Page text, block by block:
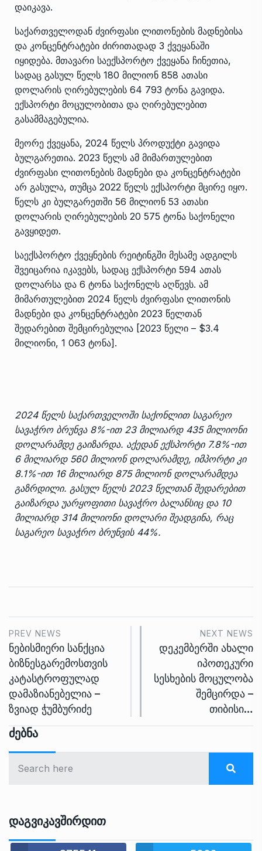
დაიკავა.
საქართველოდან ძვირფასი ლითონების მადნებისა
და კონცენტრატები ძირითადად 3 ქვეყანაში
იყიდება. მთავარი საექსპორტო ქვეყანა ჩინეთია,
სადაც გასულ წელს 180 მილიონ 858 ათასი
დოლარის ღირებულების 64 793 ტონა გავიდა.
ექსპორტი მოცულობითა და ღირებულებით
გასამმაგებულია.
მეორე ქვეყანა, 2024 წელს პროდუქტი გავიდა
ბულგარეთია. 2023 წელს ამ მიმართულებით
ძვირფასი ლითონების მადნები და კონცენტრატები
არ გასულა, თუმცა 2022 წელს ექსპორტი მცირე იყო.
წელს კი ბულგარეთში 56 მილიონ 53 ათასი
დოლარის ღირებულების 20 575 ტონა საქონელი
გავყიდეთ.
საექსპორტო ქვეყნების რეიტინგში მესამე ადგილს
შვეიცარია იკავებს, სადაც ექსპორტი 594 ათას
დოლარსა და 6 ტონა საქონელს აღწევს. ამ
მიმართულებით 2024 წელს ძვირფასი ლითონის
მადნები და კონცენტრატები 2023 წელთან
შედარებით შემცირებულია [2023 წელი – $3.4
მილიონი, 1 063 ტონა].
2024 წელს საქართველოში საქონლით საგარეო
სავაჭრო ბრუნვა 8%-ით 23 მილიარდ 435 მილიონი
დოლარამდე გაიზარდა. აქედან ექსპორტი 7.8%-ით
6 მილიარდ 560 მილიონ დოლარამდე, იმპორტი კი
8.1%-ით 16 მილიარდ 875 მილიონ დოლარამდეა
გაზრდილი. გასულ წელს 2023 წელთან შედარებით
გაიზარდა უარყოფითი სავაჭრო ბალანსიც და 10
მილიარდ 314 მილიონი დოლარი შეადგინა, რაც
საგარეო სავაჭრო ბრუნვის 44%.
PREV NEWS
ნებისმიერი სანქცია
ბიზნესგარემოსთვის
კატასტროფულად
დამაზიანებელია –
ზვიად ჭუმბურიძე
NEXT NEWS
დეკემბერში ახალი
იპოთეკური
სესხების მოცულობა
შემცირდა –
თიბისი…
Ძებნა
Დაგვიკავშირდით